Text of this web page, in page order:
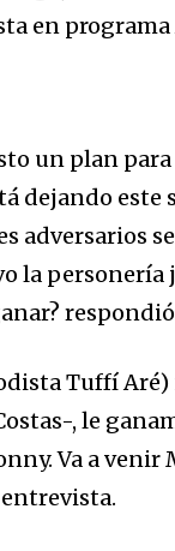
en
un plan
dejando este
adversarios
la personería
respondió
Tuffí
, le
Va a